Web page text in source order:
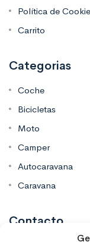
Política de
Carrito
Categorias
Coche
Bicicletas
Moto
Camper
Autocaravana
Caravana
Contacto